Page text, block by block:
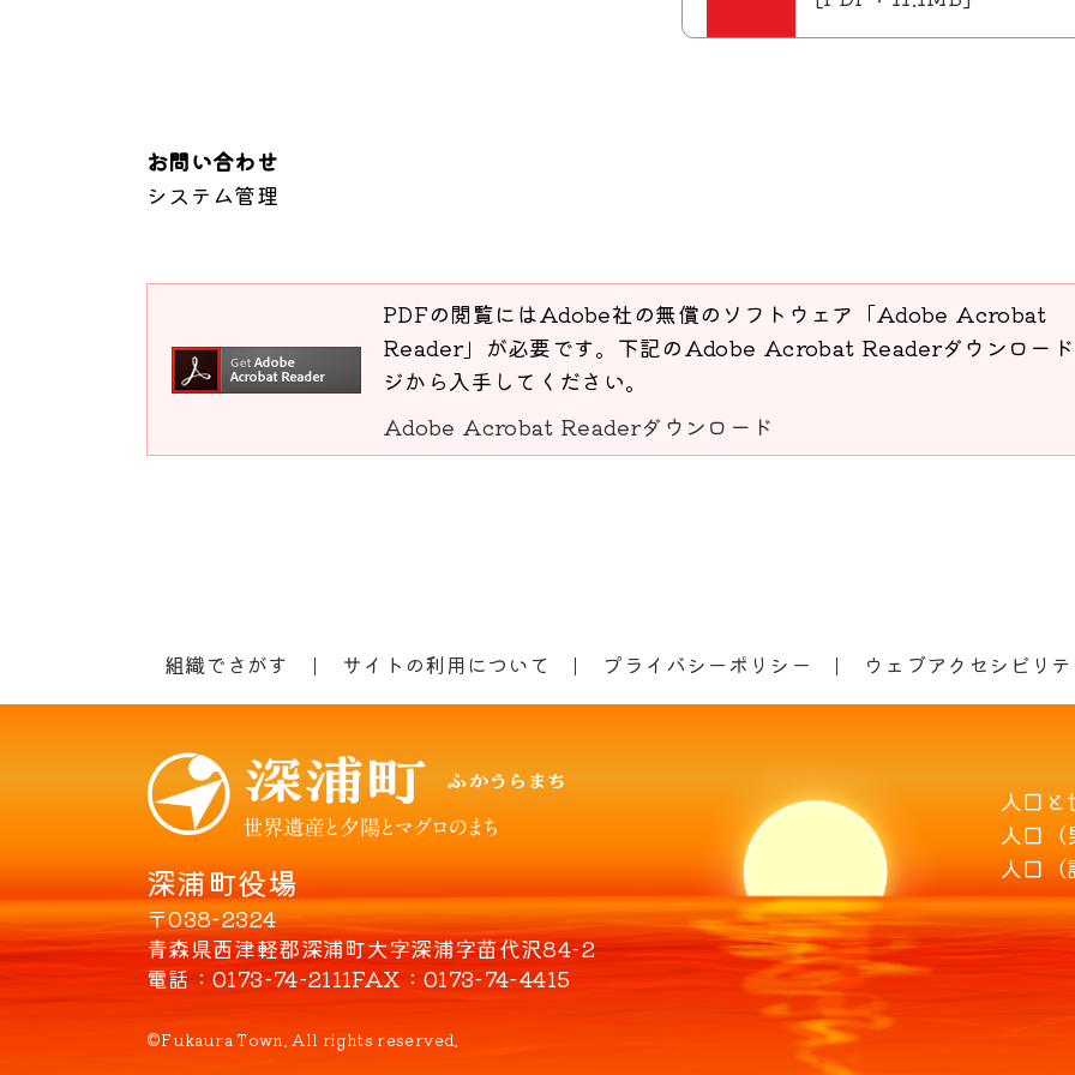
お問い合わせ
システム管理
PDFの閲覧にはAdobe社の無償のソフトウェア「Adobe Acrobat
Reader」が必要です。下記のAdobe Acrobat Readerダウンロー
ジから入手してください。
Adobe Acrobat Readerダウンロード
組織でさがす サイトの利用について プライバシーポリシー ウェブアクセシビリ
深浦町役場
〒038-2324
青森県西津軽郡深浦町大字深浦字苗代沢84-2
電話
0173-74-2111FAX 0173-74-4415
人口と
人口（
人口（
©Fukaura Town. All rights reserved.